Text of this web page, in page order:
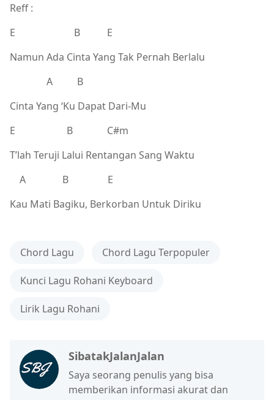
Reff :
E B E
Namun Ada Cinta Yang Tak Pernah Berlalu
A B
Cinta Yang ‘Ku Dapat Dari-Mu
E B C#m
T’lah Teruji Lalui Rentangan Sang Waktu
A B E
Kau Mati Bagiku, Berkorban Untuk Diriku
Chord Lagu Chord Lagu Terpopuler
Kunci Lagu Rohani Keyboard
Lirik Lagu Rohani
SibatakJalanJalan
Saya seorang penulis yang bisa
memberikan informasi akurat dan